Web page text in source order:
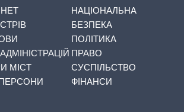
МІСТ
ПЕРСОНИ
НАЦІОНАЛЬНА
БЕЗПЕКА
ПОЛІТИКА
ПРАВО
СУСПІЛЬСТВО
ФІНАНСИ